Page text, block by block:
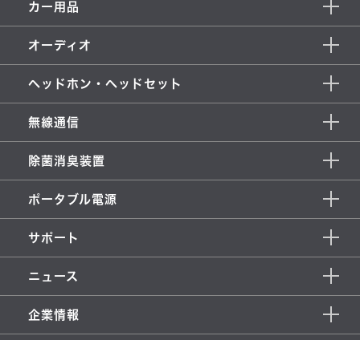
カー用品
オーディオ
ヘッドホン・ヘッドセット
無線通信
除菌消臭装置
ポータブル電源
サポート
ニュース
企業情報